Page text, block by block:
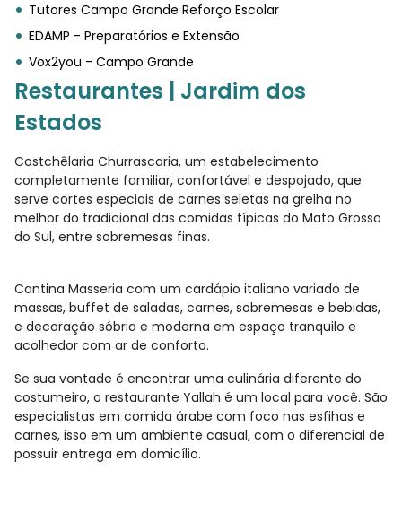
Tutores Campo Grande Reforço Escolar
EDAMP - Preparatórios e Extensão
Vox2you - Campo Grande
Restaurantes | Jardim dos
Estados
Costchêlaria Churrascaria, um estabelecimento
completamente familiar, confortável e despojado, que
serve cortes especiais de carnes seletas na grelha no
melhor do tradicional das comidas típicas do Mato Grosso
do Sul, entre sobremesas finas.
Cantina Masseria com um cardápio italiano variado de
massas, buffet de saladas, carnes, sobremesas e bebidas,
e decoração sóbria e moderna em espaço tranquilo e
acolhedor com ar de conforto.
Se sua vontade é encontrar uma culinária diferente do
costumeiro, o restaurante Yallah é um local para você. São
especialistas em comida árabe com foco nas esfihas e
carnes, isso em um ambiente casual, com o diferencial de
possuir entrega em domicílio.